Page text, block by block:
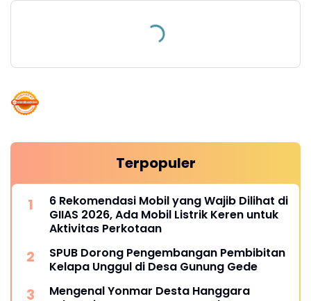
Terpopuler
6 Rekomendasi Mobil yang Wajib Dilihat di
GIIAS 2026, Ada Mobil Listrik Keren untuk
Aktivitas Perkotaan
SPUB Dorong Pengembangan Pembibitan
Kelapa Unggul di Desa Gunung Gede
Mengenal Yonmar Desta Hanggara